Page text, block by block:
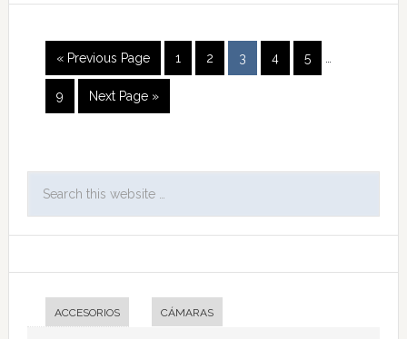
« Previous Page 1 2 3 4 5
9 Next Page »
ACCESORIOS CÁMARAS